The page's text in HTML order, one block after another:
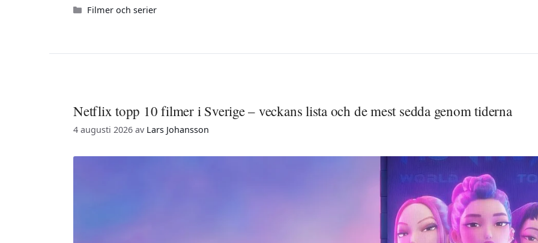
Kategorier
Filmer och serier
Netflix topp 10 filmer i Sverige – veckans lista och de mest sedda genom tiderna
4 augusti 2026 av Lars Johansson